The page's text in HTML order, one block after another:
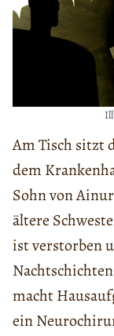
Am Tisch sitzt
dem
Sohn von
ältere
ist verstorben
macht
ein